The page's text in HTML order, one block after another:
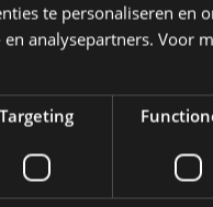
te personaliseren en
analysepartners. Voor
Targeting